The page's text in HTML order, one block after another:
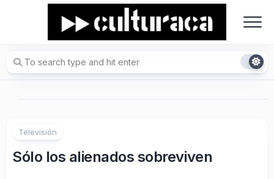
Televisión
Sólo los alienados sobreviven